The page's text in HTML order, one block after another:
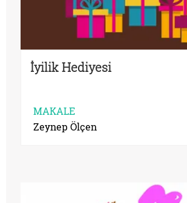
İyilik Hediyesi
MAKALE
Zeynep Ölçen